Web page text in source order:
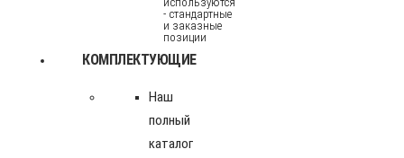
- стандартные
и заказные
позиции
КОМПЛЕКТУЮЩИЕ
Наш
полный
каталог